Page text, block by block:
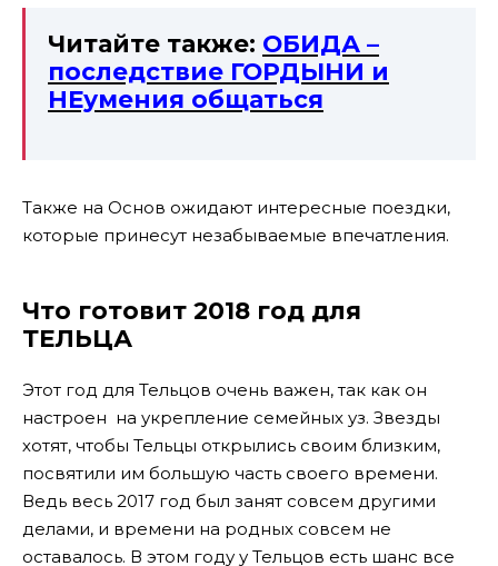
Читайте также: ОБИДА –
последствие ГОРДЫНИ и
НЕумения общаться
Также на Основ ожидают интересные поездки,
которые принесут незабываемые впечатления.
Что готовит 2018 год для
ТЕЛЬЦА
Этот год для Тельцов очень важен, так как он
настроен на укрепление семейных уз. Звезды
хотят, чтобы Тельцы открылись своим близким,
посвятили им большую часть своего времени.
Ведь весь 2017 год был занят совсем другими
делами, и времени на родных совсем не
оставалось. В этом году у Тельцов есть шанс все